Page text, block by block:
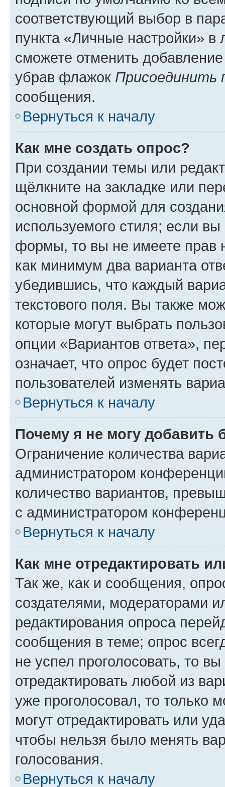
соответствующий выбор в
пункта «Личные настройки»
сможете отменить
убрав флажок Присоединить
сообщения.
Вернуться к началу
Как мне создать опрос?
При создании темы или
щёлкните на закладке или
основной формой для
используемого стиля; если
формы, то вы не имеете прав
как минимум два варианта
убедившись, что каждый
текстового поля. Вы также
которые могут выбрать
опции «Вариантов ответа»,
означает, что опрос будет
пользователей изменять
Вернуться к началу
Почему я не могу добавить
Ограничение количества
администратором
количество вариантов,
с администратором
Вернуться к началу
Как мне отредактировать
Так же, как и сообщения,
создателями, модераторами
редактирования опроса
сообщения в теме; опрос
не успел проголосовать, то
отредактировать любой из
уже проголосовал, то только
могут отредактировать или
чтобы нельзя было менять
голосования.
Вернуться к началу